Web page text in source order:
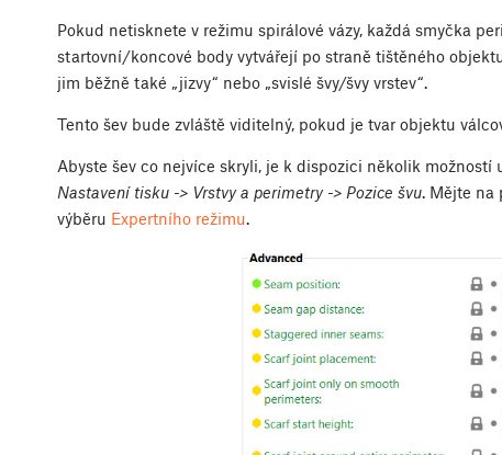
Pokud netisknete v režimu spirálové vázy, každá smyčka
startovní/koncové body vytvářejí po straně tištěného
jim běžně také „jizvy“ nebo „svislé švy/švy vrstev“.
Tento šev bude zvláště viditelný, pokud je tvar objektu
Abyste šev co nejvíce skryli, je k dispozici několik možností
Nastavení tisku -> Vrstvy a perimetry -> Pozice švu. Mějte na
výběru Expertního režimu.